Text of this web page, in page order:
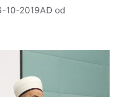
10-2019AD od